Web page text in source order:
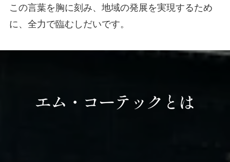
この言葉を胸に刻み、地域の発展を実現するため
に、全力で臨むしだいです。